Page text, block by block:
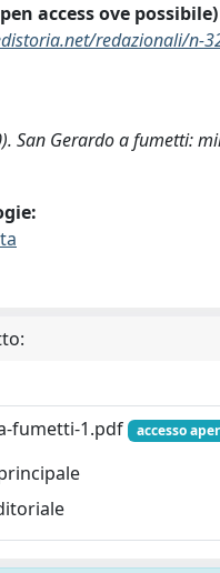
access ove possibile)
redazionali/n-
San Gerardo a fumetti:
fumetti-1.pdf
accesso